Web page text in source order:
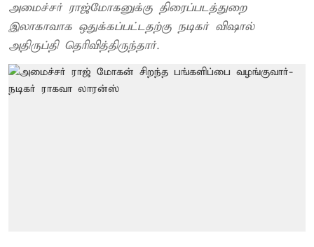
அமைச்சர் ராஜ்மோகனுக்கு திரைப்படத்துறை
இலாகாவாக ஒதுக்கப்பட்டதற்கு நடிகர் விஷால்
அதிருப்தி தெரிவித்திருந்தார்.